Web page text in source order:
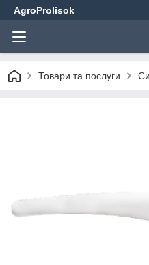
AgroProlisok
Товари та послуги